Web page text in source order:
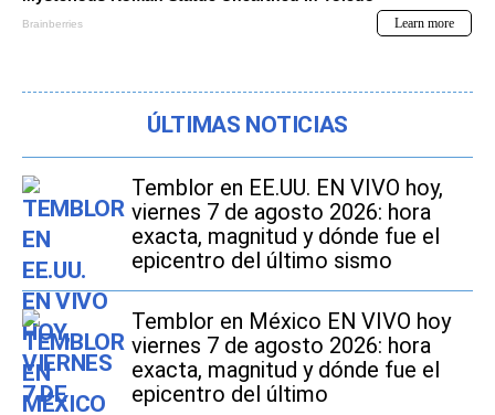
ÚLTIMAS NOTICIAS
Temblor en EE.UU. EN VIVO hoy,
viernes 7 de agosto 2026: hora
exacta, magnitud y dónde fue el
epicentro del último sismo
Temblor en México EN VIVO hoy
viernes 7 de agosto 2026: hora
exacta, magnitud y dónde fue el
epicentro del último